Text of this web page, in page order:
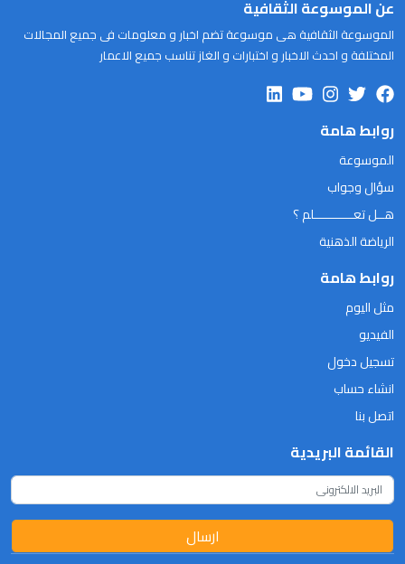
عن الموسوعة الثقافية
الموسوعة الثقافية هى موسوعة تضم اخبار و معلومات فى جميع المجالات
المختلفة و احدث الاخبار و اختبارات و الغاز تناسب جميع الاعمار
روابط هامة
الموسوعة
سؤال وجواب
هــل تعـــــــــــلم ؟
الرياضة الذهنية
روابط هامة
مثل اليوم
الفيديو
تسجيل دخول
انشاء حساب
اتصل بنا
القائمة البريدية
ارسال